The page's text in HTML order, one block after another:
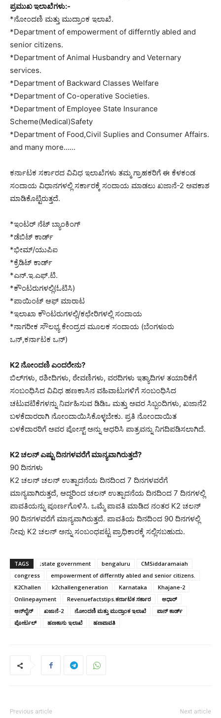
ಪ್ರಮುಖ ಇಲಾಖೆಗಳು:-
*ನೋಂದಣಿ ಮತ್ತು ಮುದ್ರಾಂಕ ಇಲಾಖೆ.
*Department of empowerment of differntly abled and
senior citizens.
*Department of Animal Husbandry and Veternary
services.
*Department of Backward Classes Welfare
*Department of Co-operative Societies.
*Department of Employee State Insurance
Scheme(Medical)Safety
*Department of Food,Civil Suplies and Consumer Affairs.
and many more……
ಕರ್ನಾಟಕ ಸರ್ಕಾರದ ವಿವಿಧ ಇಲಾಖೆಗಳು ತಮ್ಮ ಗ್ರಾಹಕರಿಗೆ ಈ ಕೆಳಕಂಡ
ಸಂದಾಯ ವಿಧಾನಗಳಲ್ಲಿ ಸರ್ಕಾರಕ್ಕೆ ಸಂದಾಯ ಮಾಡಲು ಖಜಾನೆ-2 ಅವಕಾಶ
ಮಾಡಿಕೊಟ್ಟಿರುತ್ತದೆ.
*ಇಂಟರ್ ನೆಟ್ ಬ್ಯಾಂಕಿಂಗ್
*ಡೆಬಿಟ್ ಕಾರ್ಡ್
*ಭೀಮ್/ಯುಪಿಐ
*ಕ್ರೆಡಿಟ್ ಕಾರ್ಡ್
*ಎನ್.ಇ.ಎಫ್.ಟಿ.
*ಕೌಂಟರುಗಳಲ್ಲಿ(ಓಟಿಸಿ)
*ಪಾಯಿಂಟ್ ಆಫ್ ಮಾರಾಟ
*ಇಲಾಖಾ ಕೌಂಟರುಗಳಲ್ಲಿ/ಕಛೇರಿಗಳಲ್ಲಿ ಸಂದಾಯ
*ನಾಗರೀಕ ಸೌಲಭ್ಯ ಕೇಂದ್ರದ ಮೂಲಕ ಸಂದಾಯ (ಬೆಂಗಳೂರು
ಒನ್,ಕರ್ನಾಟಕ ಒನ್)
K2 ನೋಂದಣಿ ಎಂದರೇನು?
ಬಿಲ್‌ಗಳು, ರಶೀದಿಗಳು, ಠೇವಣಿಗಳು, ವರದಿಗಳು ಇತ್ಯಾದಿಗಳ ತಯಾರಿಕೆಗೆ
ಸಂಬಂಧಿಸಿದ ವಿವಿಧ ಹಣಕಾಸಿನ ವಹಿವಾಟುಗಳಿಗೆ ಸಂಬಂಧಿಸಿದ
ಚಟುವಟಿಕೆಗಳನ್ನು ನಿರ್ವಹಿಸುವ ಡಿಡಿಒ ಮತ್ತು ಅವರ ಸಿಬ್ಬಂದಿಗಳು, ಖಜಾನೆ2
ಬಳಕೆದಾರರಾಗಿ ನೋಂದಾಯಿಸಿಕೊಳ್ಳಬೇಕು. ಪ್ರತಿ ನೋಂದಾಯಿತ
ಬಳಕೆದಾರರಿಗೆ ಅವರ ಪೋಸ್ಟ್ ಅನ್ನು ಆಧರಿಸಿ ಪಾತ್ರವನ್ನು ನಿಗದಿಪಡಿಸಲಾಗಿದೆ.
K2 ಚಲನ್ ಎಷ್ಟು ದಿನಗಳವರೆಗೆ ಮಾನ್ಯವಾಗಿರುತ್ತದೆ?
90 ದಿನಗಳು
K2 ಚಲನ್ ಚಲನ್ ಉತ್ಪಾದನೆಯ ದಿನದಿಂದ 7 ದಿನಗಳವರೆಗೆ
ಮಾನ್ಯವಾಗಿರುತ್ತದೆ, ಆದ್ದರಿಂದ ಚಲನ್ ಉತ್ಪಾದನೆಯ ದಿನದಿಂದ 7 ದಿನಗಳಲ್ಲಿ
ಪಾವತಿಯನ್ನು ಪೂರ್ಣಗೊಳಿಸಿ. ಒಮ್ಮೆ ಪಾವತಿ ಮಾಡಿದ ನಂತರ K2 ಚಲನ್
90 ದಿನಗಳವರೆಗೆ ಮಾನ್ಯವಾಗಿರುತ್ತದೆ. ಪಾವತಿಯ ದಿನದಿಂದ 90 ದಿನಗಳಲ್ಲಿ
ನೀವು K2 ಚಲನ್ ಅನ್ನು ಸಂಬಂಧಪಟ್ಟ ಪ್ರಾಧಿಕಾರಕ್ಕೆ ಸಲ್ಲಿಸಬಹುದು.
TAGS ;state government bengaluru
CMSiddaramaiah
congress
empowerment of differntly abled and senior citizens.
K2Challen
k2challengeneration Karnataka
Khajane-2
Onlinepayment
Revenuefactstips.ಕರ್ನಾಟಕ ಸರ್ಕಾರ
ಆಧಾರ್
ಆನ್‌ಲೈನ್‌
ಖಜಾನೆ-2 ನೋಂದಣಿ ಮತ್ತು ಮುದ್ರಾಂಕ ಇಲಾಖೆ
ಪಾನ್ ಕಾರ್ಡ್
ಪೋರ್ಟಲ್
ಹಣಕಾಸು ಇಲಾಖೆ ಹಣಪಾವತಿ
Previous article Next article